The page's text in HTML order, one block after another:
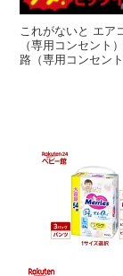
これがないと エ
（専用コンセント
路（専用コンセン